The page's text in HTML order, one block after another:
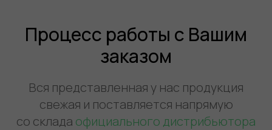
Процесс работы с Вашим
заказом
Вся представленная у нас продукция
свежая и поставляется напрямую
со склада официального дистрибьютора